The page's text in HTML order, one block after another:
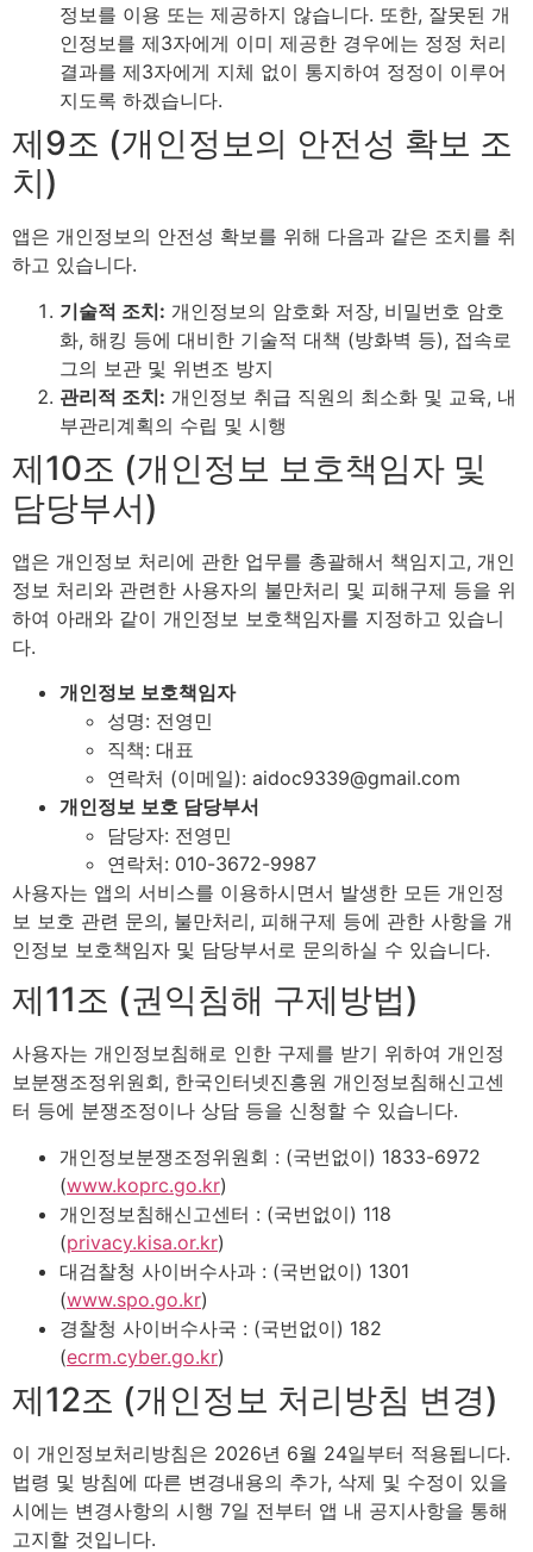
정보를 이용 또는 제공하지 않습니다. 또한, 잘못된 개
인정보를 제3자에게 이미 제공한 경우에는 정정 처리
결과를 제3자에게 지체 없이 통지하여 정정이 이루어
지도록 하겠습니다.
제9조 (개인정보의 안전성 확보 조
치)
앱은 개인정보의 안전성 확보를 위해 다음과 같은 조치를 취
하고 있습니다.
기술적 조치: 개인정보의 암호화 저장, 비밀번호 암호
화, 해킹 등에 대비한 기술적 대책 (방화벽 등), 접속로
그의 보관 및 위변조 방지
관리적 조치: 개인정보 취급 직원의 최소화 및 교육, 내
부관리계획의 수립 및 시행
제10조 (개인정보 보호책임자 및
담당부서)
앱은 개인정보 처리에 관한 업무를 총괄해서 책임지고, 개인
정보 처리와 관련한 사용자의 불만처리 및 피해구제 등을 위
하여 아래와 같이 개인정보 보호책임자를 지정하고 있습니
다.
개인정보 보호책임자
성명: 전영민
직책: 대표
연락처 (이메일): aidoc9339@gmail.com
개인정보 보호 담당부서
담당자: 전영민
연락처: 010-3672-9987
사용자는 앱의 서비스를 이용하시면서 발생한 모든 개인정
보 보호 관련 문의, 불만처리, 피해구제 등에 관한 사항을 개
인정보 보호책임자 및 담당부서로 문의하실 수 있습니다.
제11조 (권익침해 구제방법)
사용자는 개인정보침해로 인한 구제를 받기 위하여 개인정
보분쟁조정위원회, 한국인터넷진흥원 개인정보침해신고센
터 등에 분쟁조정이나 상담 등을 신청할 수 있습니다.
개인정보분쟁조정위원회 : (국번없이) 1833-6972
(www.koprc.go.kr)
개인정보침해신고센터 : (국번없이) 118
(privacy.kisa.or.kr)
대검찰청 사이버수사과 : (국번없이) 1301
(www.spo.go.kr)
경찰청 사이버수사국 : (국번없이) 182
(ecrm.cyber.go.kr)
제12조 (개인정보 처리방침 변경)
이 개인정보처리방침은 2026년 6월 24일부터 적용됩니다.
법령 및 방침에 따른 변경내용의 추가, 삭제 및 수정이 있을
시에는 변경사항의 시행 7일 전부터 앱 내 공지사항을 통해
고지할 것입니다.